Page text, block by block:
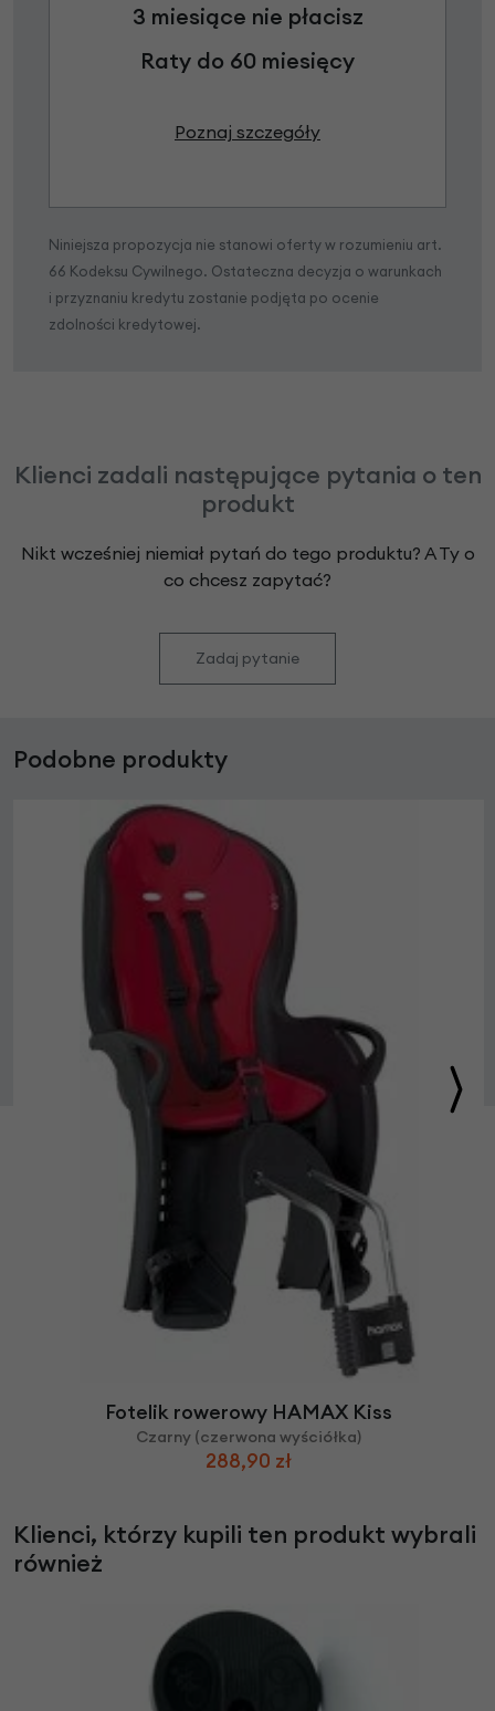
3 miesiące nie płacisz
Raty do 60 miesięcy
Poznaj szczegóły
Niniejsza propozycja nie stanowi oferty w rozumieniu art.
66 Kodeksu Cywilnego. Ostateczna decyzja o warunkach
i przyznaniu kredytu zostanie podjęta po ocenie
zdolności kredytowej.
Klienci zadali następujące pytania o ten
produkt
Nikt wcześniej niemiał pytań do tego produktu? A Ty o
co chcesz zapytać?
Zadaj pytanie
Podobne produkty
Fotelik rowerowy HAMAX Kiss
Czarny (czerwona wyściółka)
288,90 zł
Klienci, którzy kupili ten produkt wybrali
również